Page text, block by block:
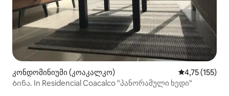
კონდომინიუმი (კოაკალკო) საშუალო
4,75 (155)
Ბინა. In Residencial Coacalco "პანორამული ხედი"